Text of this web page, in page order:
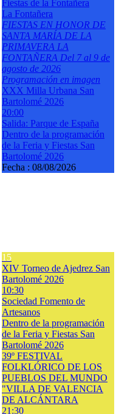
Fiestas de la Fontañera
La Fontañera
FIESTAS EN HONOR DE
SANTA MARÍA DE LA
PRIMAVERA LA
FONTAÑERA Del 7 al 9 de
agosto de 2026
Programación en imagen
XXX Milla Urbana San
Bartolomé 2026
20:00
Salida: Parque de España
Dentro de la programación
de la Feria y Fiestas San
Bartolomé 2026
Fecha : 08/08/2026
15
XIV Torneo de Ajedrez San
Bartolomé 2026
10:30
Sociedad Fomento de
Artesanos
Dentro de la programación
de la Feria y Fiestas San
Bartolomé 2026
39º FESTIVAL
FOLKLÓRICO DE LOS
PUEBLOS DEL MUNDO
"VILLA DE VALENCIA
DE ALCÁNTARA
21:30